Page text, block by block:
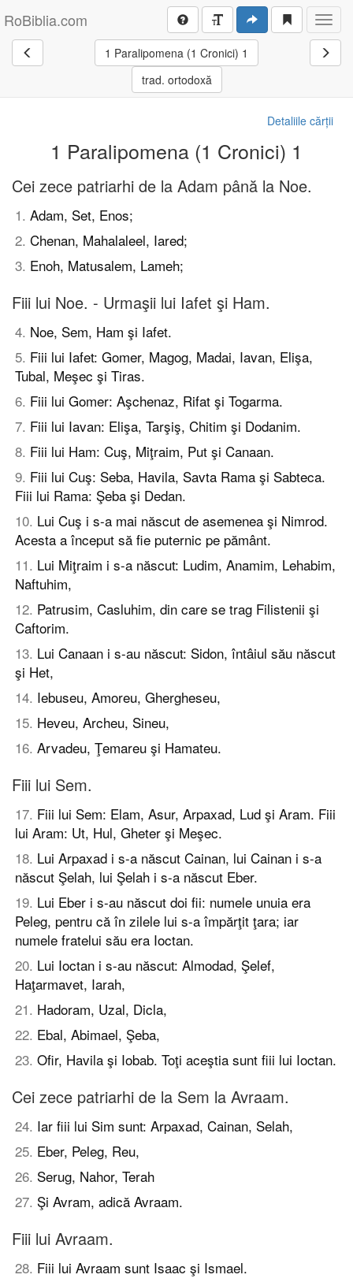
RoBiblia.com
1 Paralipomena (1 Cronici) 1
trad. ortodoxă
Detaliile cărții
1 Paralipomena (1 Cronici) 1
Cei zece patriarhi de la Adam până la Noe.
1. Adam, Set, Enos;
2. Chenan, Mahalaleel, Iared;
3. Enoh, Matusalem, Lameh;
Fiii lui Noe. - Urmaşii lui Iafet şi Ham.
4. Noe, Sem, Ham şi Iafet.
5. Fiii lui Iafet: Gomer, Magog, Madai, Iavan, Elişa,
Tubal, Meşec şi Tiras.
6. Fiii lui Gomer: Aşchenaz, Rifat şi Togarma.
7. Fiii lui Iavan: Elişa, Tarşiş, Chitim şi Dodanim.
8. Fiii lui Ham: Cuş, Miţraim, Put şi Canaan.
9. Fiii lui Cuş: Seba, Havila, Savta Rama şi Sabteca.
Fiii lui Rama: Şeba şi Dedan.
10. Lui Cuş i s-a mai născut de asemenea şi Nimrod.
Acesta a început să fie puternic pe pământ.
11. Lui Miţraim i s-a născut: Ludim, Anamim, Lehabim,
Naftuhim,
12. Patrusim, Casluhim, din care se trag Filistenii şi
Caftorim.
13. Lui Canaan i s-au născut: Sidon, întâiul său născut
şi Het,
14. Iebuseu, Amoreu, Ghergheseu,
15. Heveu, Archeu, Sineu,
16. Arvadeu, Ţemareu şi Hamateu.
Fiii lui Sem.
17. Fiii lui Sem: Elam, Asur, Arpaxad, Lud şi Aram. Fiii
lui Aram: Ut, Hul, Gheter şi Meşec.
18. Lui Arpaxad i s-a născut Cainan, lui Cainan i s-a
născut Şelah, lui Şelah i s-a născut Eber.
19. Lui Eber i s-au născut doi fii: numele unuia era
Peleg, pentru că în zilele lui s-a împărţit ţara; iar
numele fratelui său era Ioctan.
20. Lui Ioctan i s-au născut: Almodad, Şelef,
Haţarmavet, Iarah,
21. Hadoram, Uzal, Dicla,
22. Ebal, Abimael, Şeba,
23. Ofir, Havila şi Iobab. Toţi aceştia sunt fiii lui Ioctan.
Cei zece patriarhi de la Sem la Avraam.
24. Iar fiii lui Sim sunt: Arpaxad, Cainan, Selah,
25. Eber, Peleg, Reu,
26. Serug, Nahor, Terah
27. Şi Avram, adică Avraam.
Fiii lui Avraam.
28. Fiii lui Avraam sunt Isaac şi Ismael.